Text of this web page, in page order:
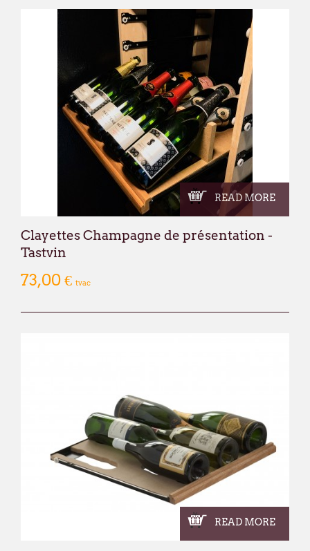
READ MORE
Clayettes Champagne de présentation -
Tastvin
73,00 € tvac
READ MORE